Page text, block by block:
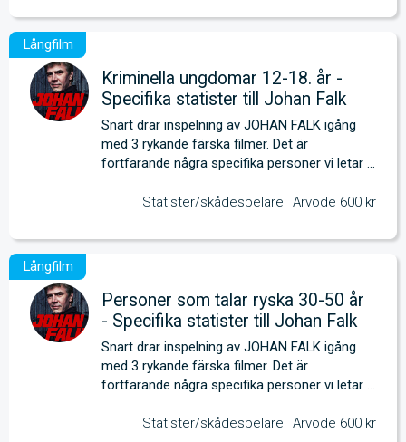
Kriminella ungdomar 12-18. år -
Specifika statister till Johan Falk
Snart drar inspelning av JOHAN FALK igång
med 3 rykande färska filmer. Det är
fortfarande några specifika personer vi letar
Statister/skådespelare
Arvode 600 kr
Personer som talar ryska 30-50 år
- Specifika statister till Johan Falk
Snart drar inspelning av JOHAN FALK igång
med 3 rykande färska filmer. Det är
fortfarande några specifika personer vi letar
Statister/skådespelare
Arvode 600 kr